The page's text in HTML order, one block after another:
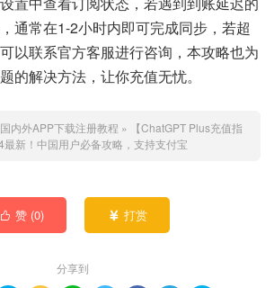
通常在1-2小时内即可完成同步，若超
以联系官方客服进行咨询，本攻略也为
的解决方法，让你充值无忧。
国内外APP下载注册教程 »
【ChatGPT Plus充值指
最新！中国用户必备攻略，支持支付宝
 赞 (0)  打赏
分享到